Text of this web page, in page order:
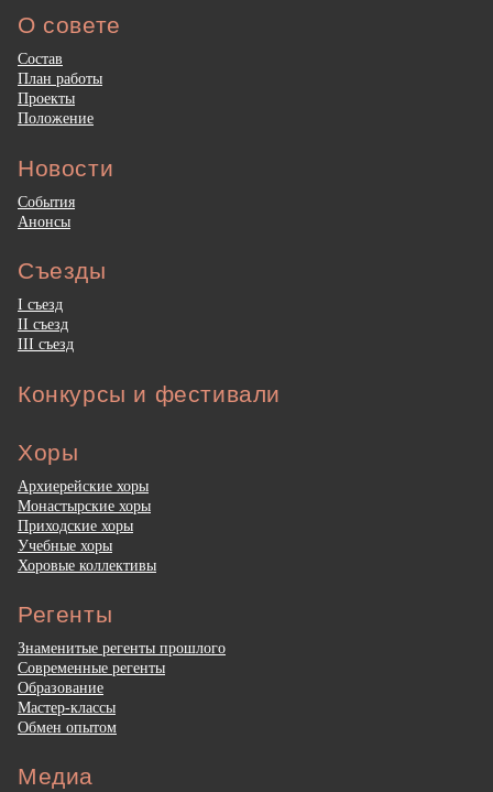
О совете
Состав
План работы
Проекты
Положение
Новости
События
Анонсы
Съезды
I съезд
II съезд
III съезд
Конкурсы и фестивали
Хоры
Архиерейские хоры
Монастырские хоры
Приходские хоры
Учебные хоры
Хоровые коллективы
Регенты
Знаменитые регенты прошлого
Современные регенты
Образование
Мастер-классы
Обмен опытом
Медиа